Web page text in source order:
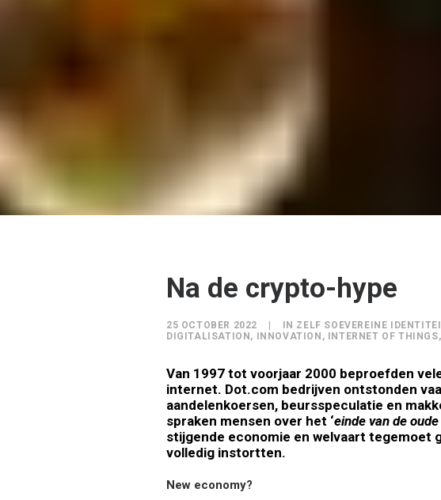
Na de crypto-hype
25 OCTOBER 2022 IN ZELF SOEVEREINE
DIGITALISATION , INNOVATION , INTERNET OF THINGS,
Van 1997 tot voorjaar 2000 beproefden
internet. Dot.com bedrijven ontstonden
aandelenkoersen, beursspeculatie en
spraken mensen over het ‘einde van de
stijgende economie en welvaart tegemoet
volledig instortten.
New economy?